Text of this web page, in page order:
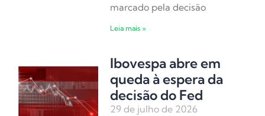
marcado pela decisão
Leia mais »
Ibovespa abre em
queda à espera da
decisão do Fed
29 de julho de 2026